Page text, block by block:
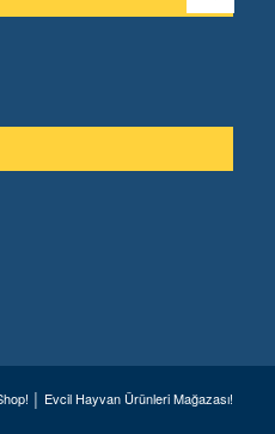
│ Evcil Hayvan Ürünleri Mağazası!